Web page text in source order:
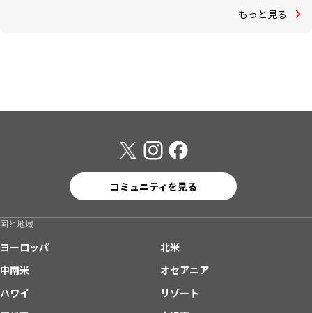
もっと見る
コミュニティを見る
国と地域
ヨーロッパ
北米
中南米
オセアニア
ハワイ
リゾート